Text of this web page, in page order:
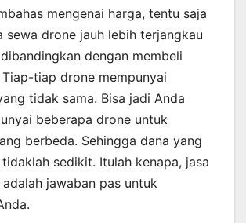
mengenai harga, tentu saja
sewa drone jauh lebih terjangkau
dengan membeli
tiap drone mempunyai
tidak sama. Bisa jadi Anda
beberapa drone untuk
berbeda. Sehingga dana yang
sedikit. Itulah kenapa, jasa
jawaban pas untuk